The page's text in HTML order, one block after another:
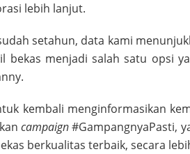
lebih lanjut.
setahun, data kami
bekas menjadi salah satu opsi
kembali menginformasikan
campaign#GampangnyaPasti,
berkualitas terbaik, secara